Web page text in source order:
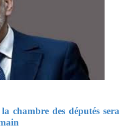
chambre des députés sera